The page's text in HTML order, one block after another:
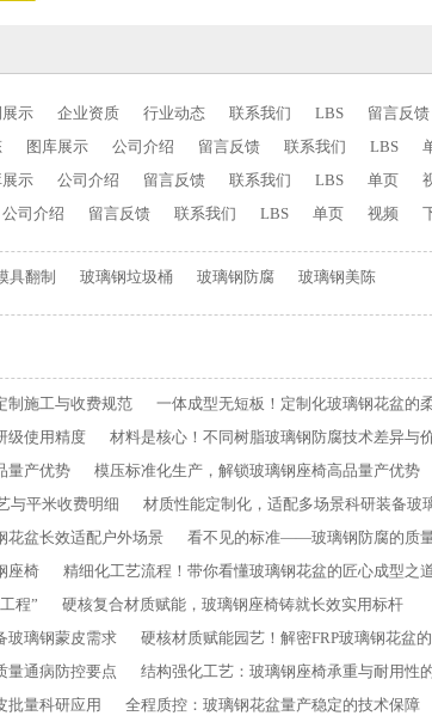
示 企业资质 行业动态 联系我们 LBS 留言反馈
图库展示 公司介绍 留言反馈 联系我们 LBS
展示 公司介绍 留言反馈 联系我们 LBS 单页
公司介绍 留言反馈 联系我们 LBS 单页 视频
具翻制 玻璃钢垃圾桶 玻璃钢防腐 玻璃钢美陈
制施工与收费规范
一体成型无短板！定制化玻璃钢花盆的
级使用精度
材料是核心！不同树脂玻璃钢防腐技术差异与
量产优势
模压标准化生产，解锁玻璃钢座椅高品量产优势
与平米收费明细
材质性能定制化，适配多场景科研装备玻
花盆长效适配户外场景
看不见的标准——玻璃钢防腐的质
座椅
精细化工艺流程！带你看懂玻璃钢花盆的匠心成型之
程”
硬核复合材质赋能，玻璃钢座椅铸就长效实用标杆
玻璃钢蒙皮需求
硬核材质赋能园艺！解密FRP玻璃钢花盆
量通病防控要点
结构强化工艺：玻璃钢座椅承重与耐用性
批量科研应用
全程质控：玻璃钢花盆量产稳定的技术保障